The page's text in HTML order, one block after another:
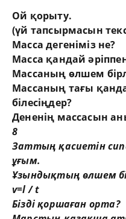
Ой қорыту.
(үй тапсырмасын
Масса дегеніміз не?
Масса қандай
Массаның өлшем
Массаның тағы
білесіңдер?
Дененің массасын
8
Заттың қасиетін
ұғым.
Ұзындықтың өлшем
v=l / t
Бізді қоршаған орта?